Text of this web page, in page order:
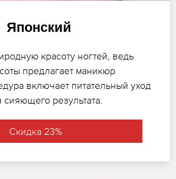
Японский
красоту ногтей, ведь
предлагает маникюр
включает питательный уход
результата.
Скидка 23%